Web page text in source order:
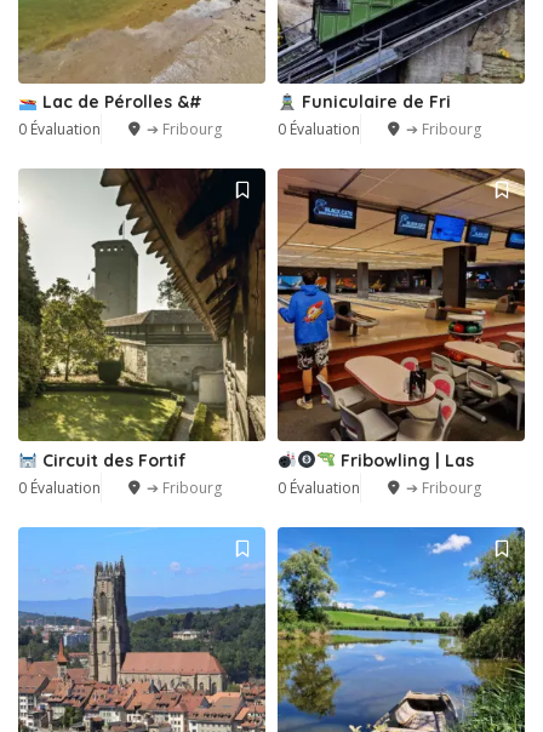
Lac de Pérolles &#
0 Évaluation ➔ Fribourg
Funiculaire de Fri
0 Évaluation ➔ Fribourg
Circuit des Fortif
0 Évaluation ➔ Fribourg
Fribowling | Las
0 Évaluation ➔ Fribourg